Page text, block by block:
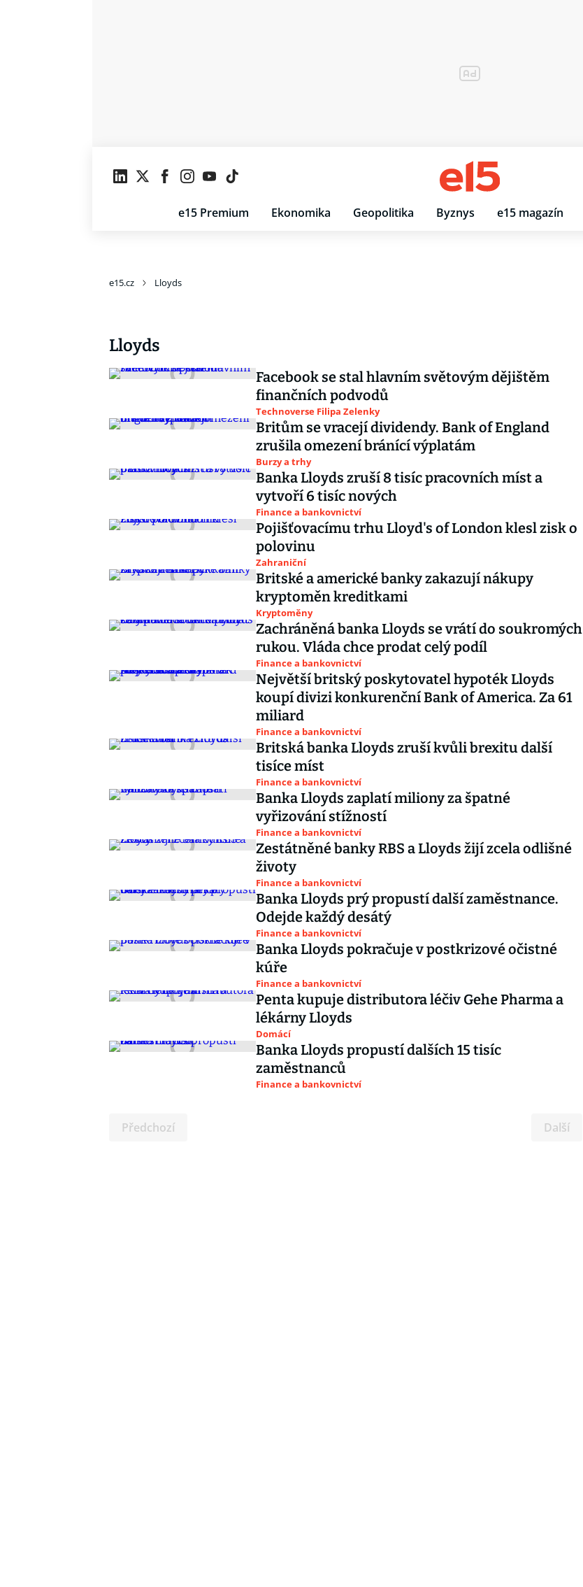
e15 Premium Ekonomika Geopolitika Byznys e15 magazín
e15.cz Lloyds
Lloyds
Facebook se stal hlavním světovým dějištěm
finančních podvodů
Technoverse Filipa Zelenky
Britům se vracejí dividendy. Bank of England
zrušila omezení bránící výplatám
Burzy a trhy
Banka Lloyds zruší 8 tisíc pracovních míst a
vytvoří 6 tisíc nových
Finance a bankovnictví
Pojišťovacímu trhu Lloyd's of London klesl zisk o
polovinu
Zahraniční
Britské a americké banky zakazují nákupy
kryptoměn kreditkami
Kryptoměny
Zachráněná banka Lloyds se vrátí do soukromých
rukou. Vláda chce prodat celý podíl
Finance a bankovnictví
Největší britský poskytovatel hypoték Lloyds
koupí divizi konkurenční Bank of America. Za 61
miliard
Finance a bankovnictví
Britská banka Lloyds zruší kvůli brexitu další
tisíce míst
Finance a bankovnictví
Banka Lloyds zaplatí miliony za špatné
vyřizování stížností
Finance a bankovnictví
Zestátněné banky RBS a Lloyds žijí zcela odlišné
životy
Finance a bankovnictví
Banka Lloyds prý propustí další zaměstnance.
Odejde každý desátý
Finance a bankovnictví
Banka Lloyds pokračuje v postkrizové očistné
kúře
Finance a bankovnictví
Penta kupuje distributora léčiv Gehe Pharma a
lékárny Lloyds
Domácí
Banka Lloyds propustí dalších 15 tisíc
zaměstnanců
Finance a bankovnictví
Předchozí Další